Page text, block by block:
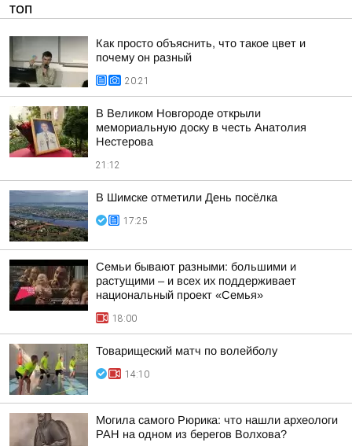
ТОП
Как просто объяснить, что такое цвет и
почему он разный
20:21
В Великом Новгороде открыли
мемориальную доску в честь Анатолия
Нестерова
21:12
В Шимске отметили День посёлка
17:25
Семьи бывают разными: большими и
растущими – и всех их поддерживает
национальный проект «Семья»
18:00
Товарищеский матч по волейболу
14:10
Могила самого Рюрика: что нашли археологи
РАН на одном из берегов Волхова?